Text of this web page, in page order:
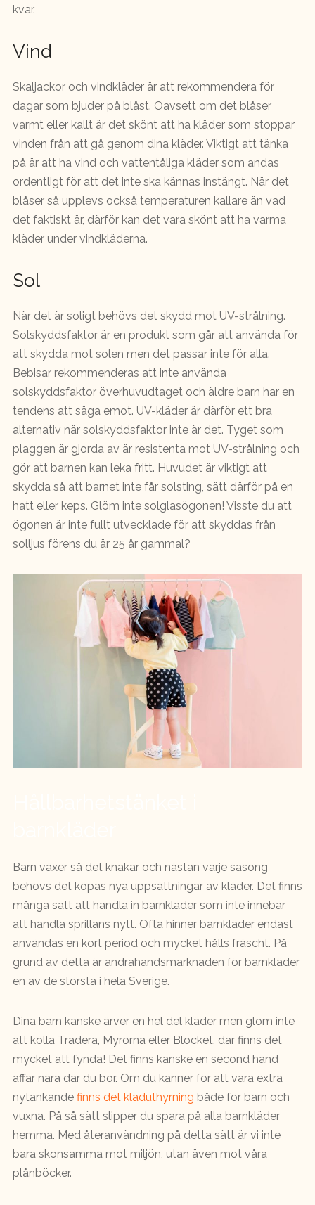
kvar.
Vind
Skaljackor och vindkläder är att rekommendera för
dagar som bjuder på blåst. Oavsett om det blåser
varmt eller kallt är det skönt att ha kläder som stoppar
vinden från att gå genom dina kläder. Viktigt att tänka
på är att ha vind och vattentåliga kläder som andas
ordentligt för att det inte ska kännas instängt. När det
blåser så upplevs också temperaturen kallare än vad
det faktiskt är, därför kan det vara skönt att ha varma
kläder under vindkläderna.
Sol
När det är soligt behövs det skydd mot UV-strålning.
Solskyddsfaktor är en produkt som går att använda för
att skydda mot solen men det passar inte för alla.
Bebisar rekommenderas att inte använda
solskyddsfaktor överhuvudtaget och äldre barn har en
tendens att säga emot. UV-kläder är därför ett bra
alternativ när solskyddsfaktor inte är det. Tyget som
plaggen är gjorda av är resistenta mot UV-strålning och
gör att barnen kan leka fritt. Huvudet är viktigt att
skydda så att barnet inte får solsting, sätt därför på en
hatt eller keps. Glöm inte solglasögonen! Visste du att
ögonen är inte fullt utvecklade för att skyddas från
solljus förens du är 25 år gammal?
Barn växer så det knakar och nästan varje säsong
behövs det köpas nya uppsättningar av kläder. Det finns
många sätt att handla in barnkläder som inte innebär
att handla sprillans nytt. Ofta hinner barnkläder endast
användas en kort period och mycket hålls fräscht. På
grund av detta är andrahandsmarknaden för barnkläder
en av de största i hela Sverige.
Dina barn kanske ärver en hel del kläder men glöm inte
att kolla Tradera, Myrorna eller Blocket, där finns det
mycket att fynda! Det finns kanske en second hand
affär nära där du bor. Om du känner för att vara extra
nytänkande finns det kläduthyrning både för barn och
vuxna. På så sätt slipper du spara på alla barnkläder
hemma. Med återanvändning på detta sätt är vi inte
bara skonsamma mot miljön, utan även mot våra
plånböcker.